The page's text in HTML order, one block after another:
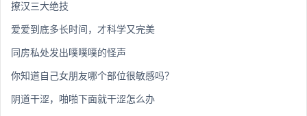
撩汉三大绝技
爱爱到底多长时间，才科学又完美
同房私处发出噗噗噗的怪声
你知道自己女朋友哪个部位很敏感吗？
阴道干涩，啪啪下面就干涩怎么办